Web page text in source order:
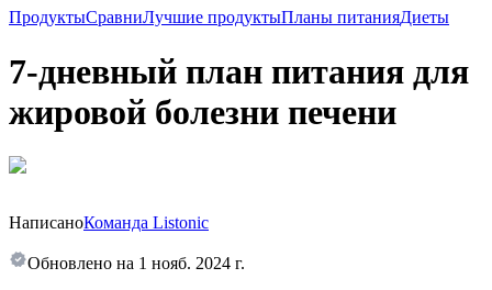
ПродуктыСравниЛучшие продуктыПланы питанияДиеты
7-дневный план питания для
жировой болезни печени
НаписаноКоманда Listonic
Обновлено на 1 нояб. 2024 г.